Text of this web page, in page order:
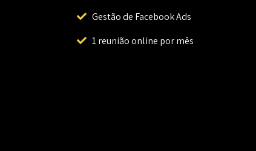
Gestão de Facebook Ads
1 reunião online por mês